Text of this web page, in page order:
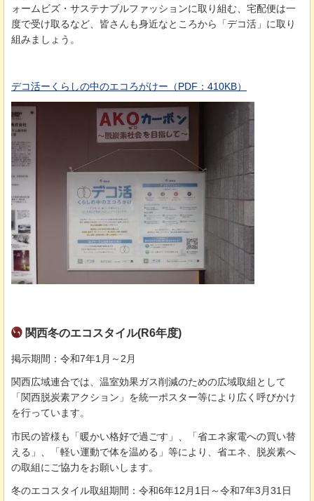
ォームビズ・サステナブルファッションに取り組む、宅配便は一
度で受け取るなど、皆さんも身近なところから「デコ活」に取り
組みましょう。
デコ活ーくらしの中のエコろがけー（PDF：410KB）
関西冬のエコスタイル(R6年度)
掲示期間：令和7年1月～2月
関西広域連合では、温室効果ガス削減のための広域取組として
「関西脱炭素アクション」を統一ポスター等により広く呼びかけ
を行っています。
市民の皆様も「暖かい格好で過ごす」、「省エネ家電への買い替
える」、「軽い運動で体を温める」等により、省エネ、脱炭素へ
の取組にご協力をお願いします。
冬のエコスタイル取組期間：令和6年12月1日～令和7年3月31日